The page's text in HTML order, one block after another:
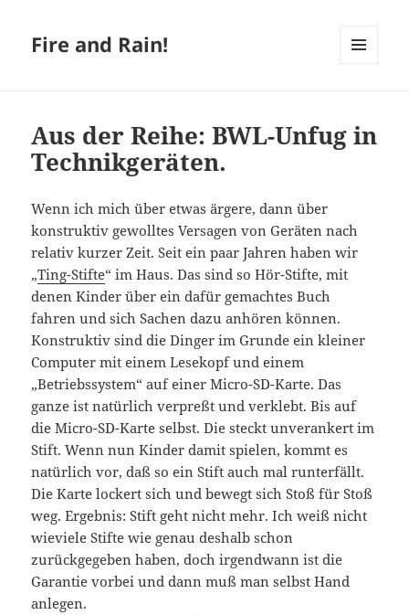
Fire and Rain!
Aus der Reihe: BWL-Unfug in
Technikgeräten.
Wenn ich mich über etwas ärgere, dann über
konstruktiv gewolltes Versagen von Geräten nach
relativ kurzer Zeit. Seit ein paar Jahren haben wir
„Ting-Stifte“ im Haus. Das sind so Hör-Stifte, mit
denen Kinder über ein dafür gemachtes Buch
fahren und sich Sachen dazu anhören können.
Konstruktiv sind die Dinger im Grunde ein kleiner
Computer mit einem Lesekopf und einem
„Betriebssystem“ auf einer Micro-SD-Karte. Das
ganze ist natürlich verpreßt und verklebt. Bis auf
die Micro-SD-Karte selbst. Die steckt unverankert im
Stift. Wenn nun Kinder damit spielen, kommt es
natürlich vor, daß so ein Stift auch mal runterfällt.
Die Karte lockert sich und bewegt sich Stoß für Stoß
weg. Ergebnis: Stift geht nicht mehr. Ich weiß nicht
wieviele Stifte wie genau deshalb schon
zurückgegeben haben, doch irgendwann ist die
Garantie vorbei und dann muß man selbst Hand
anlegen.